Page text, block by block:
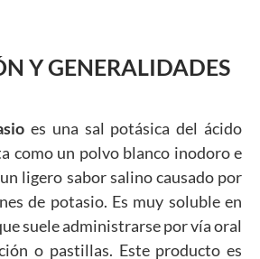
Y GENERALIDADES
es una sal potásica del ácido
como un polvo blanco inodoro e
ligero sabor salino causado por
de potasio. Es muy soluble en
suele administrarse por vía oral
o pastillas. Este producto es